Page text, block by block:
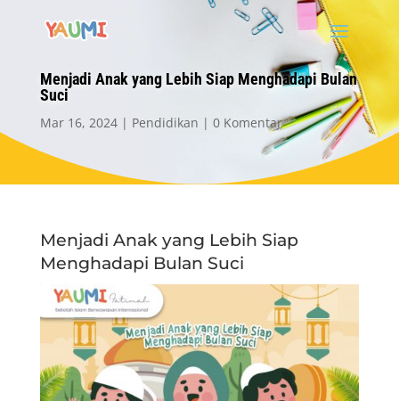
Menjadi Anak yang Lebih Siap Menghadapi Bulan
Suci
Mar 16, 2024 Pendidikan 0 Komentar
Menjadi Anak yang Lebih Siap
Menghadapi Bulan Suci